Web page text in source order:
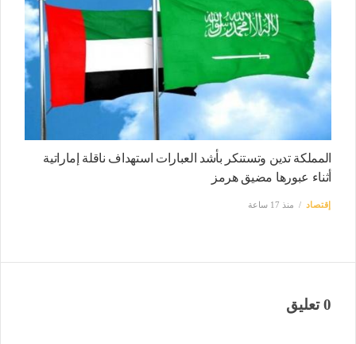
المملكة تدين وتستنكر بأشد العبارات استهداف ناقلة إماراتية
أثناء عبورها مضيق هرمز
إقتصاد منذ 17 ساعة
0 تعليق